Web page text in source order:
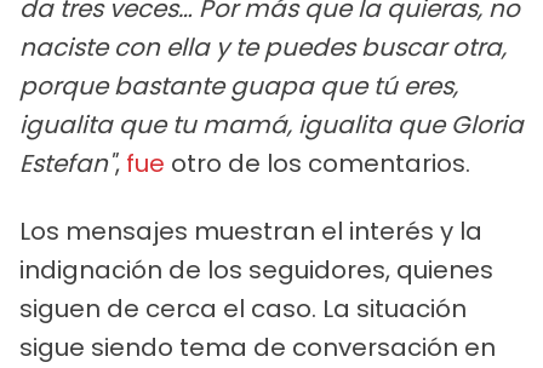
da tres veces… Por más que la quieras, no
naciste con ella y te puedes buscar otra,
porque bastante guapa que tú eres,
igualita que tu mamá, igualita que Gloria
Estefan", fue otro de los comentarios.
Los mensajes muestran el interés y la
indignación de los seguidores, quienes
siguen de cerca el caso. La situación
sigue siendo tema de conversación en